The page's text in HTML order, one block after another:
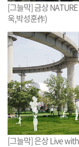
[그늘막] 금상
욱,박성훈作)
[그늘막] 은상 Live